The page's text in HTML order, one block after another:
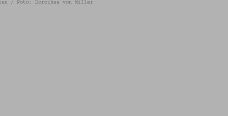
Wien / Foto: Dorothea von Miller